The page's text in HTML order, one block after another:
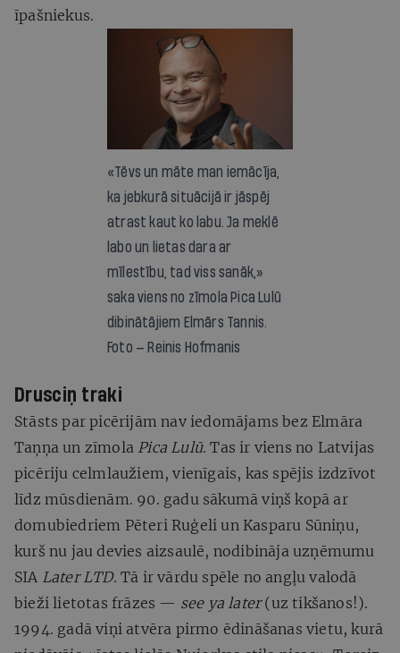
īpašniekus.
«Tēvs un māte man iemācīja,
ka jebkurā situācijā ir jāspēj
atrast kaut ko labu. Ja meklē
labo un lietas dara ar
mīlestību, tad viss sanāk,»
saka viens no zīmola Pica Lulū
dibinātājiem Elmārs Tannis.
Foto — Reinis Hofmanis
Drusciņ traki
Stāsts par picērijām nav iedomājams bez Elmāra
Taņņa un zīmola Pica Lulū. Tas ir viens no Latvijas
picēriju celmlaužiem, vienīgais, kas spējis izdzīvot
līdz mūsdienām. 90. gadu sākumā viņš kopā ar
domubiedriem Pēteri Ruģeli un Kasparu Sūniņu,
kurš nu jau devies aizsaulē, nodibināja uzņēmumu
SIA Later LTD. Tā ir vārdu spēle no angļu valodā
bieži lietotas frāzes — see ya later(uz tikšanos!).
1994. gadā viņi atvēra pirmo ēdināšanas vietu, kurā